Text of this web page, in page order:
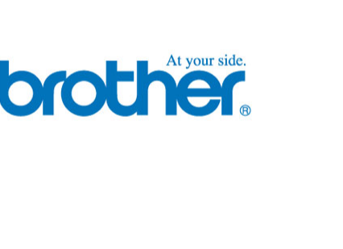
Stampanti e multifunzione a colori ed in bianco
e nero per casa o piccolo ufficio, fax, scanner,
stampanti per etichette ed etichettatrici,
generatori di timbri, software e soluzioni di